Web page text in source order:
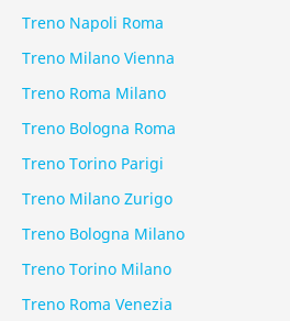
Treno Napoli Roma
Treno Milano Vienna
Treno Roma Milano
Treno Bologna Roma
Treno Torino Parigi
Treno Milano Zurigo
Treno Bologna Milano
Treno Torino Milano
Treno Roma Venezia